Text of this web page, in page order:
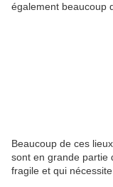
également beaucoup
Beaucoup de ces
sont en grande partie
fragile et qui